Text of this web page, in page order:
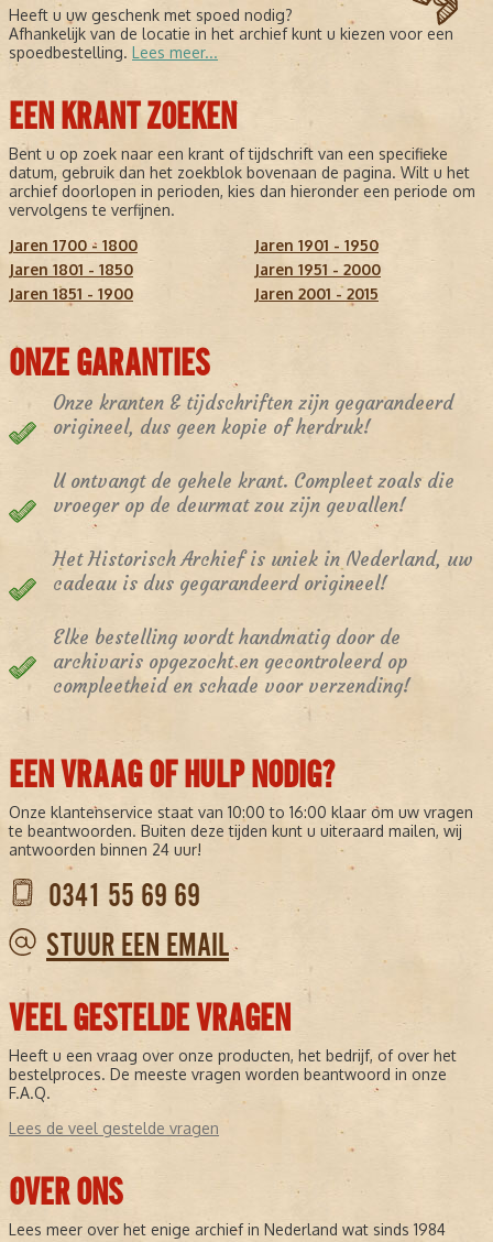
Heeft u uw geschenk met spoed nodig?
Afhankelijk van de locatie in het archief kunt u kiezen voor een
spoedbestelling. Lees meer...
EEN KRANT ZOEKEN
Bent u op zoek naar een krant of tijdschrift van een specifieke
datum, gebruik dan het zoekblok bovenaan de pagina. Wilt u het
archief doorlopen in perioden, kies dan hieronder een periode om
vervolgens te verfijnen.
Jaren 1700 - 1800
Jaren 1801 - 1850
Jaren 1851 - 1900
Jaren 1901 - 1950
Jaren 1951 - 2000
Jaren 2001 - 2015
ONZE GARANTIES
Onze kranten & tijdschriften zijn gegarandeerd
origineel, dus geen kopie of herdruk!
U ontvangt de gehele krant. Compleet zoals die
vroeger op de deurmat zou zijn gevallen!
Het Historisch Archief is uniek in Nederland, uw
cadeau is dus gegarandeerd origineel!
Elke bestelling wordt handmatig door de
archivaris opgezocht en gecontroleerd op
compleetheid en schade voor verzending!
EEN VRAAG OF HULP NODIG?
Onze klantenservice staat van 10:00 to 16:00 klaar om uw vragen
te beantwoorden. Buiten deze tijden kunt u uiteraard mailen, wij
antwoorden binnen 24 uur!
0341 55 69 69
STUUR EEN EMAIL
VEEL GESTELDE VRAGEN
Heeft u een vraag over onze producten, het bedrijf, of over het
bestelproces. De meeste vragen worden beantwoord in onze
F.A.Q.
Lees de veel gestelde vragen
OVER ONS
Lees meer over het enige archief in Nederland wat sinds 1984